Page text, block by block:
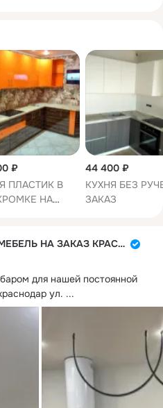
₽
ПЛАСТИК В
НА
44 400 ₽
КУХНЯ БЕЗ
ЗАКАЗ
ШКАФЫИКУХНИ.РФ - МЕБЕЛЬ НА ЗАКАЗ КРАСНОДАР
для нашей постоянной
ул. ...